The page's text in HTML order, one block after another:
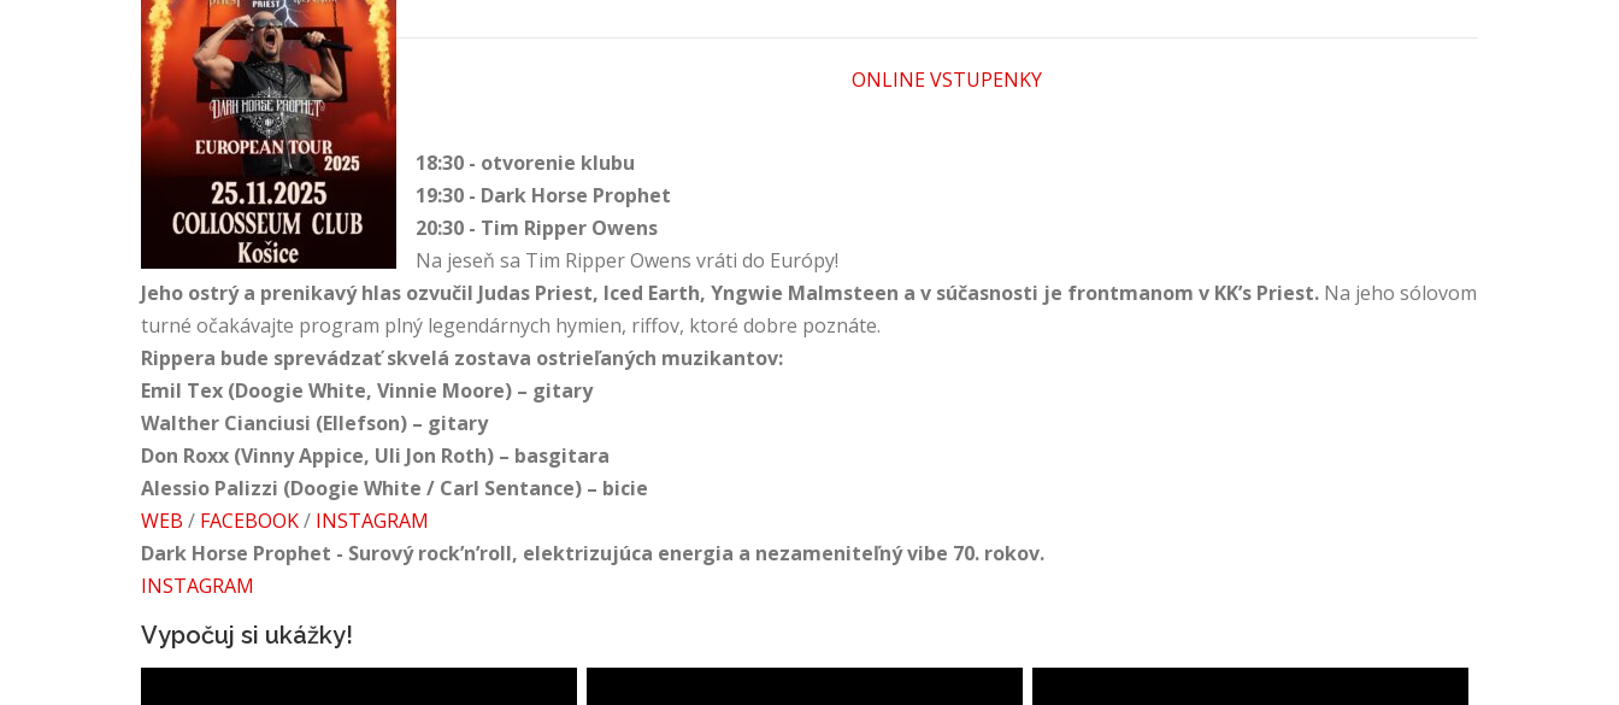
ONLINE VSTUPENKY
18:30 - otvorenie klubu
19:30 - Dark Horse Prophet
20:30 - Tim Ripper Owens
Na jeseň sa Tim Ripper Owens vráti do Európy!
Jeho ostrý a prenikavý hlas ozvučil Judas Priest, Iced Earth, Yngwie Malmsteen a v súčasnosti je frontmanom v KK’s Priest. Na jeho sólovom
turné očakávajte program plný legendárnych hymien, riffov, ktoré dobre poznáte.
Rippera bude sprevádzať skvelá zostava ostrieľaných muzikantov:
Emil Tex (Doogie White, Vinnie Moore) – gitary
Walther Cianciusi (Ellefson) – gitary
Don Roxx (Vinny Appice, Uli Jon Roth) – basgitara
Alessio Palizzi (Doogie White / Carl Sentance) – bicie
WEB / FACEBOOK/ INSTAGRAM
Dark Horse Prophet - Surový rock’n’roll, elektrizujúca energia a nezameniteľný vibe 70. rokov.
INSTAGRAM
Vypočuj si ukážky!